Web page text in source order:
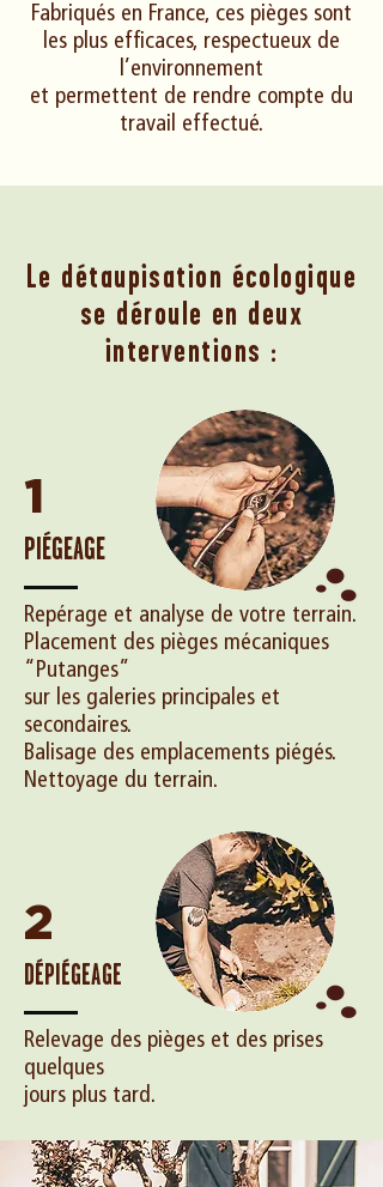
Fabriqués en France, ces pièges sont
les plus efficaces, respectueux de
l’environnement
et permettent de rendre compte du
travail effectué.
Le détaupisation écologique
se déroule en deux
interventions :
1
PIÉGEAGE
Repérage et analyse de votre terrain.
Placement des pièges mécaniques
“Putanges”
sur les galeries principales et
secondaires.
Balisage des emplacements piégés.
Nettoyage du terrain.
2
DÉPIÉGEAGE
Relevage des pièges et des prises
quelques
jours plus tard.